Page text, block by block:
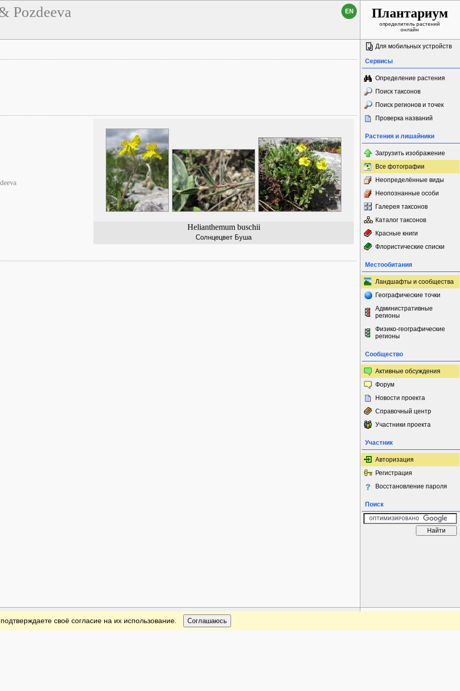
Pozdeeva EN Плантариум
определитель растений
онлайн
Helianthemum buschii
Солнцецвет Буша
Для мобильных устройств
Сервисы
Определение растения
Поиск таксонов
Поиск регионов и точек
Проверка названий
Растения и лишайники
Загрузить изображение
Все фотографии
Неопределённые виды
Неопознанные особи
Галерея таксонов
Каталог таксонов
Красные книги
Флористические списки
Местообитания
Ландшафты и сообщества
Географические точки
Административные
регионы
Физико-географические
регионы
Сообщество
Активные обсуждения
Форум
Новости проекта
Справочный центр
Участники проекта
Участник
Авторизация
Регистрация
Восстановление пароля
Поиск
своё согласие на их использование. Соглашаюсь